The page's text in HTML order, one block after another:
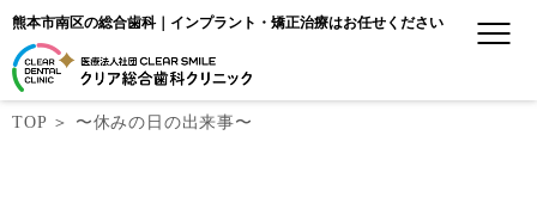
熊本市南区の総合歯科｜インプラント・矯正治療はお任せください
TOP＞ 〜休みの日の出来事〜